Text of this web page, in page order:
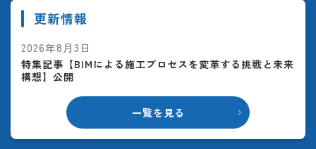
更新情報
一覧を見る
2026年8月3日
特集記事【BIMによる施工プロセスを変革する挑戦と未来
構想】公開